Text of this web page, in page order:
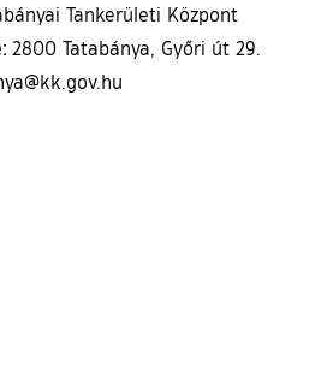
Tankerületi Központ
2800 Tatabánya, Győri út 29.